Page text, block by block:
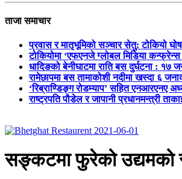
ताजा समाचार
प्रवास र मातृभूमिको सञ्चार सेतु: टोकियो
टोकियोमा ‘एफएनजे ग्लोबल मिडिया
धादिङको बेनीघाटमा राति बस दुर्घटना : १७
रामेछापमा बस तामाकोशी नदीमा खस्दा ६
‘रिब्राण्डिङ्ग रोडम्याप’ सहित एनआरएनए
राष्ट्रपति पौडेल र जापानी प्रधानमन्त्री
सङ्कटमा फुरेको उद्यमको